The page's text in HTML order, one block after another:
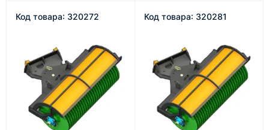
Код товара: 320272 Код товара: 320281